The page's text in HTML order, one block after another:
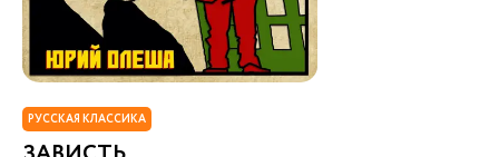
РУССКАЯ КЛАССИКА